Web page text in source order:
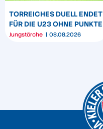
TORREICHES DUELL ENDET
FÜR DIE U23 OHNE PUNKTE
Jungstörche 08.08.2026